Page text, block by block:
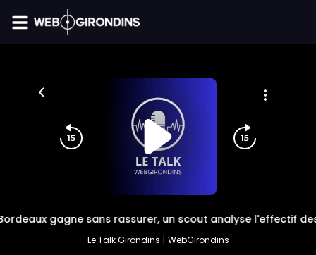
gagne sans rassurer, un scout analyse l'effectif
Le Talk Girondins | WebGirondins